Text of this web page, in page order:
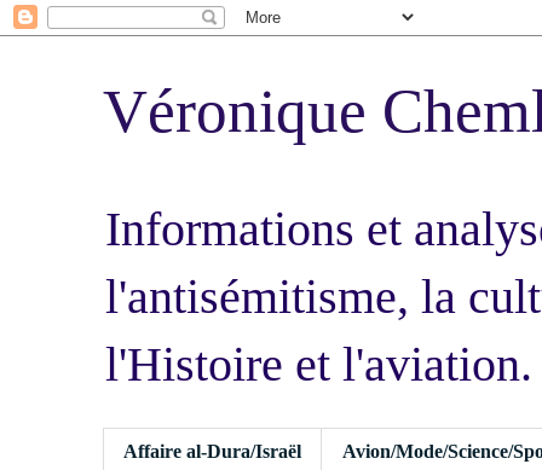
Véronique
Informations et
l'antisémitisme, la
l'Histoire et l'aviation.
Affaire al-Dura/Israël Avion/Mode/Science/